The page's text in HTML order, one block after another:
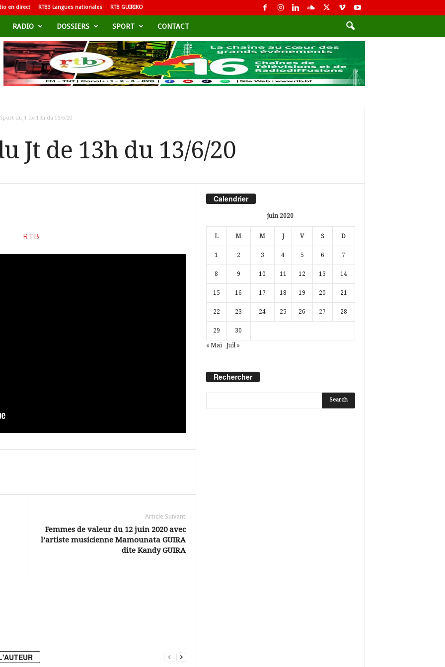
en direct RTB3 Langues nationales RTB GUIRIKO
RADIO DOSSIERS SPORT CONTACT
Sport du Jt de 13h du 13/6/20
Jt de 13h du 13/6/20
Article Suivant
Femmes de valeur du 12 juin 2020 avec
l’artiste musicienne Mamounata GUIRA
dite Kandy GUIRA
Calendrier
juin 2020
L M M J V S D
1 2 3 4 5 6 7
8 9 10 11 12 13 14
15 16 17 18 19 20 21
22 23 24 25 26 27 28
29 30
« Mai Juil »
Rechercher